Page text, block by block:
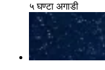
५ घण्टा अगाडी